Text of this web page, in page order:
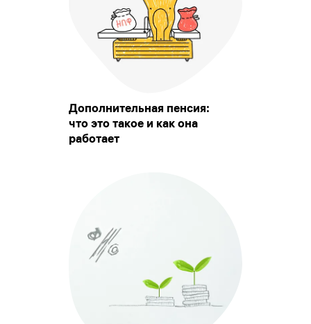
Дополнительная пенсия:
что это такое и как она
работает